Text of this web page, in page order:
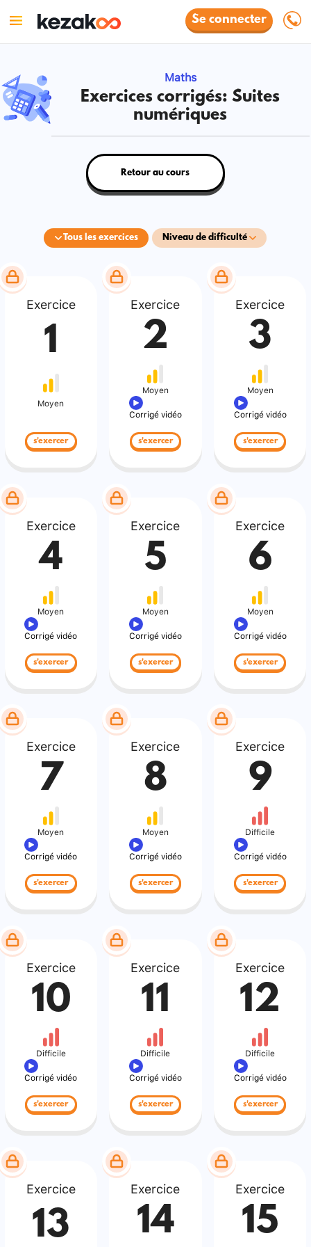
Se connecter
Maths
Exercices corrigés: Suites
numériques
Tous les exercices Niveau de difficulté
Retour au cours
Exercice
1
Moyen
s'exercer
Exercice
2
Moyen
Corrigé vidéo
s'exercer
Exercice
3
Moyen
Corrigé vidéo
s'exercer
Exercice
4
Moyen
Corrigé vidéo
s'exercer
Exercice
5
Moyen
Corrigé vidéo
s'exercer
Exercice
6
Moyen
Corrigé vidéo
s'exercer
Exercice
7
Moyen
Corrigé vidéo
s'exercer
Exercice
8
Moyen
Corrigé vidéo
s'exercer
Exercice
9
Difficile
Corrigé vidéo
s'exercer
Exercice
10
Difficile
Corrigé vidéo
s'exercer
Exercice
11
Difficile
Corrigé vidéo
s'exercer
Exercice
12
Difficile
Corrigé vidéo
s'exercer
Exercice
13
Exercice
14
Exercice
15